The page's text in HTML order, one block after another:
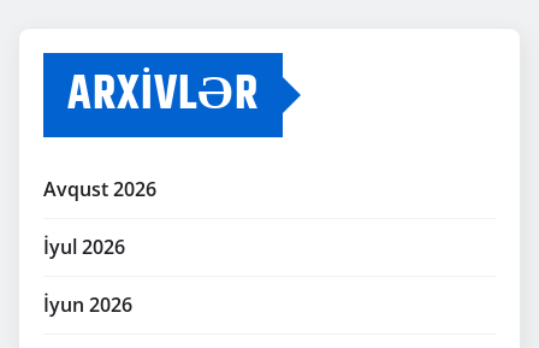
ARXIVLƏR
Avqust 2026
İyul 2026
İyun 2026